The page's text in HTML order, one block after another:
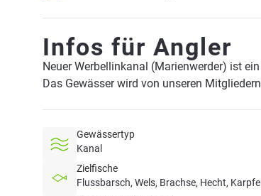
Infos für Angler
Neuer Werbellinkanal (Marienwerder) ist
Das Gewässer wird von unseren
Gewässertyp
Kanal
Zielfische
Flussbarsch, Wels, Brachse, Hecht,